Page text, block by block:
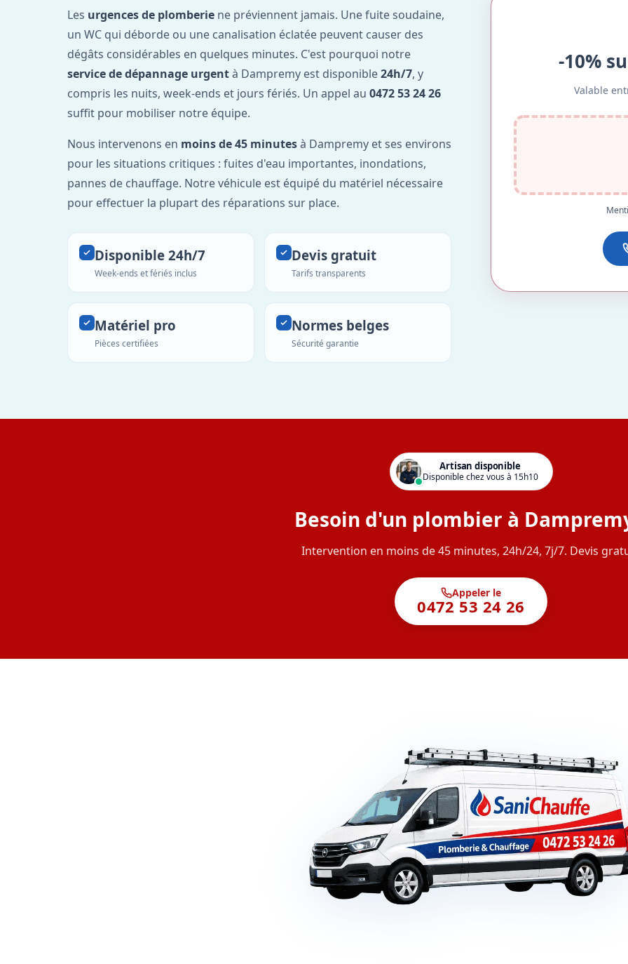
Les urgences de plomberie ne préviennent jamais. Une fuite soudaine,
un WC qui déborde ou une canalisation éclatée peuvent causer des
dégâts considérables en quelques minutes. C'est pourquoi notre
service de dépannage urgentà Dampremy est disponible24h/7, y
compris les nuits, week-ends et jours fériés. Un appel au 0472 53 24 26
suffit pour mobiliser notre équipe.
Nous intervenons en moins de 45 minutesà Dampremy et ses environs
pour les situations critiques : fuites d'eau importantes, inondations,
pannes de chauffage. Notre véhicule est équipé du matériel nécessaire
pour effectuer la plupart des réparations sur place.
Disponible 24h/7
Week-ends et fériés inclus
Devis gratuit
Tarifs transparents
Matériel pro
Pièces certifiées
Normes belges
Sécurité garantie
-10%
Valable
Artisan disponible
Disponible chez vous à 15h10
Besoin d'un plombier à
Intervention en moins de 45 minutes, 24h/24, 7j/7. Devis
Appeler le
0472 53 24 26